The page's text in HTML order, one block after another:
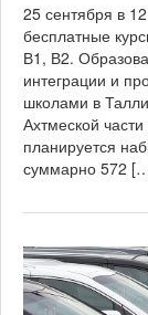
25 сентября в
бесплатные
В1, В2.
интеграции и
школами в
Ахтмеской
планируется
суммарно 572